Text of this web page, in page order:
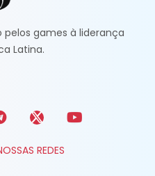
pelos games à liderança
Latina.
REDES